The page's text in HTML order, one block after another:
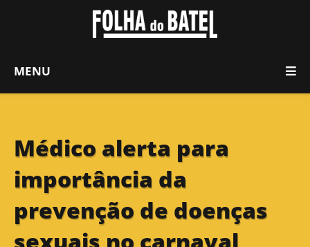
MENU
Médico alerta para
importância da
prevenção de doenças